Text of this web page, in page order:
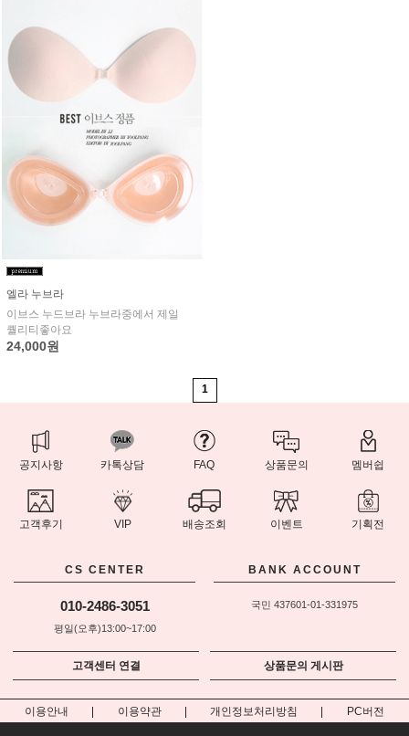
엘라 누브라
이브스 누드브라 누브라중에서 제일
퀄리티좋아요
24,000원
1
공지사항 카톡상담 FAQ 상품문의 멤버쉽
고객후기 VIP 배송조회 이벤트 기획전
CS CENTER
010-2486-3051
평일(오후)13:00~17:00
BANK ACCOUNT
국민 437601-01-331975
고객센터 연결 상품문의 게시판
이용안내 이용약관 개인정보처리방침 PC버전